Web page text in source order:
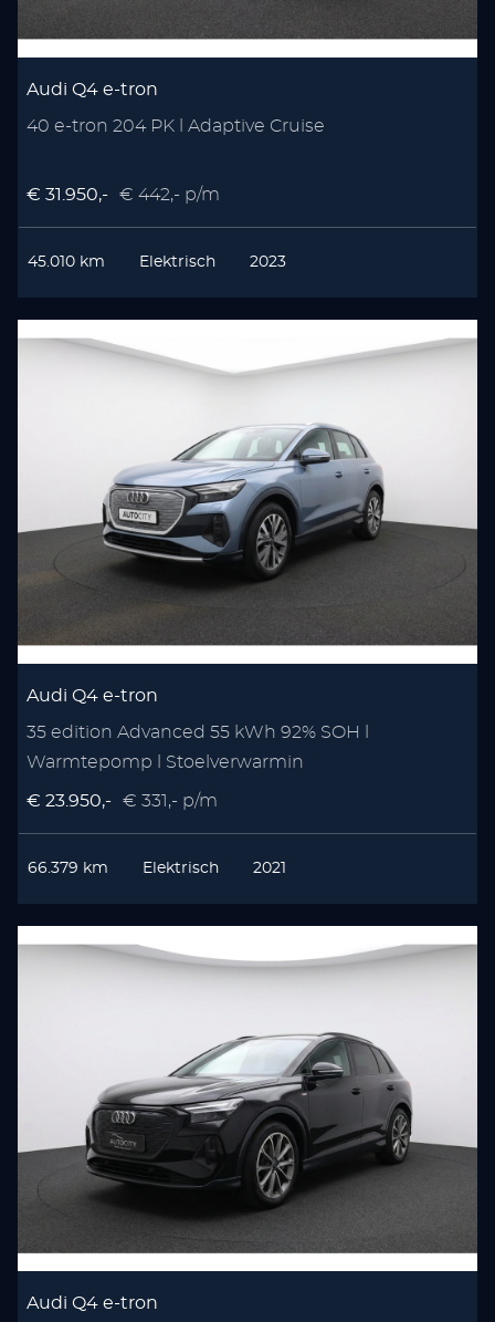
Audi Q4 e-tron
40 e-tron 204 PK l Adaptive Cruise
€ 31.950,- € 442,- p/m
45.010 km Elektrisch 2023
Audi Q4 e-tron
35 edition Advanced 55 kWh 92% SOH l
Warmtepomp l Stoelverwarmin
€ 23.950,- € 331,- p/m
66.379 km Elektrisch 2021
Audi Q4 e-tron